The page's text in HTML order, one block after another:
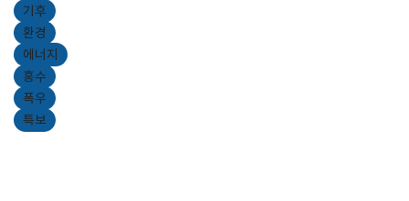
기후
환경
에너지
홍수
폭우
특보